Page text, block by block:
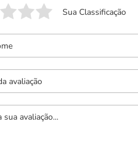
Sua Classificação